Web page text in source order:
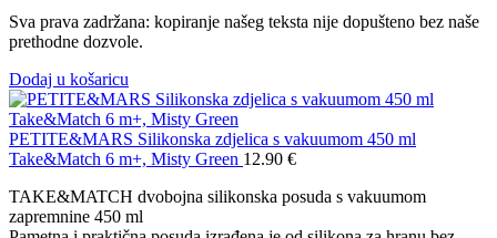
Sva prava zadržana: kopiranje našeg teksta nije dopušteno bez naše
prethodne dozvole.
Dodaj u košaricu
PETITE&MARS Silikonska zdjelica s vakuumom 450 ml
Take&Match 6 m+, Misty Green 12.90 €
TAKE&MATCH dvobojna silikonska posuda s vakuumom
zapremnine 450 ml